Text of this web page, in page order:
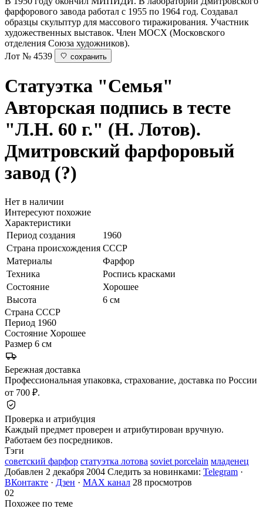
фарфорового завода работал с 1955 по 1964 год. Создавал
образцы скульптур для массового тиражирования. Участник
художественных выставок. Член МОСХ (Московского
отделения Союза художников).
Лот № 4539
сохранить
Статуэтка "Семья"
Авторская подпись в тесте
"Л.Н. 60 г." (Н. Лотов).
Дмитровский фарфоровый
завод (?)
Нет в наличии
Интересуют похожие
Характеристики
Период создания
1960
Страна происхождения СССР
Материалы
Фарфор
Техника
Роспись красками
Состояние
Хорошее
Высота
6 см
Страна СССР
Период 1960
Состояние Хорошее
Размер 6 см
Бережная доставка
Профессиональная упаковка, страхование, доставка по России
от 700 ₽.
Проверка и атрибуция
Каждый предмет проверен и атрибутирован вручную.
Работаем без посредников.
Тэги
советский фарфор статуэтка лотова soviet porcelain младенец
Добавлен 2 декабря 2004 Следить за новинками: Telegram ·
ВКонтакте · Дзен · MAX канал 28 просмотров
02
Похожее по теме